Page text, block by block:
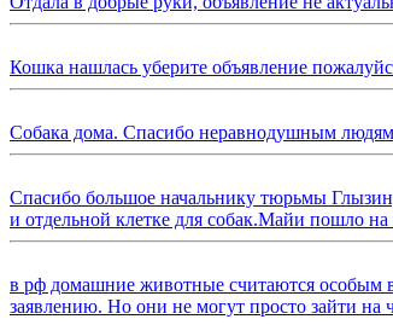
Кошка нашлась уберите объявление
Собака дома. Спасибо неравнодушным
Спасибо большое начальнику тюрьмы
и отдельной клетке для собак.Майи пошло
в рф домашние животные считаются особым
заявлению. Но они не могут просто зайти на